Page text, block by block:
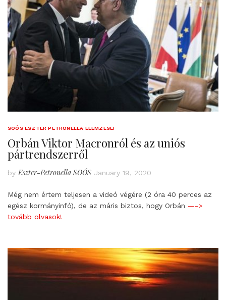
SOÓS ESZTER PETRONELLA ELEMZÉSEI
Orbán Viktor Macronról és az uniós
pártrendszerről
by Eszter-Petronella SOÓS January 19, 2020
Még nem értem teljesen a videó végére (2 óra 40 perces az
egész kormányinfó), de az máris biztos, hogy Orbán —->
tovább olvasok!